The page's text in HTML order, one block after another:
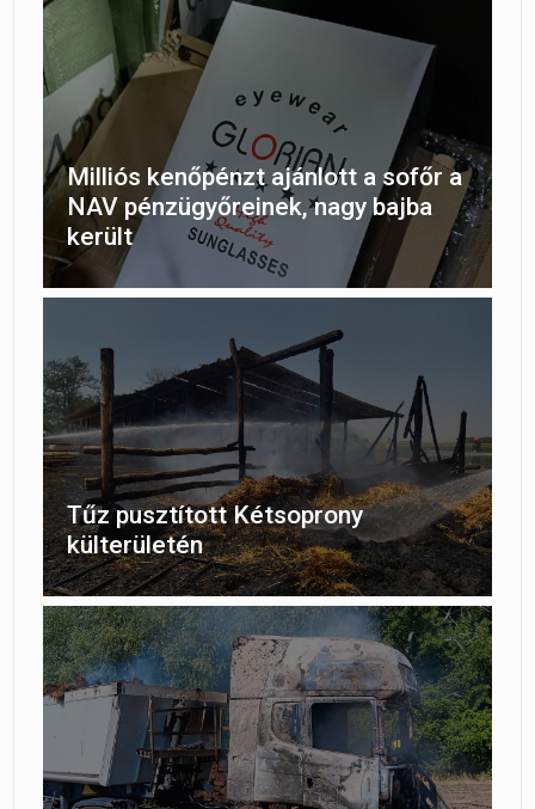
Milliós kenőpénzt ajánlott a sofőr a
NAV pénzügyőreinek, nagy bajba
került
Tűz pusztított Kétsoprony
külterületén